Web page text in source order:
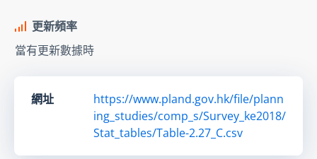
更新頻率
當有更新數據時
網址
https://www.pland.gov.hk/file/plann
ing_studies/comp_s/Survey_ke2018/
Stat_tables/Table-2.27_C.csv